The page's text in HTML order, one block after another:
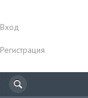
Вход
Регистрация